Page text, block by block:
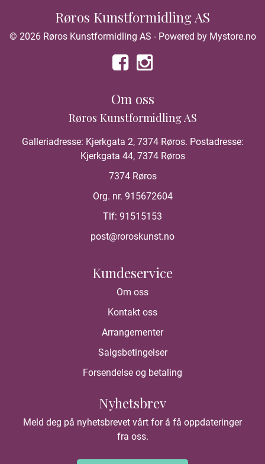
Røros Kunstformidling AS
© 2026 Røros Kunstformidling AS - Powered by Mystore.no
Om oss
Røros Kunstformidling AS
Galleriadresse: Kjerkgata 2, 7374 Røros. Postadresse:
Kjerkgata 44, 7374 Røros
7374 Røros
Org. nr. 915672604
Tlf: 91515153
post@roroskunst.no
Kundeservice
Om oss
Kontakt oss
Arrangementer
Salgsbetingelser
Forsendelse og betaling
Nyhetsbrev
Meld deg på nyhetsbrevet vårt for å få oppdateringer
fra oss.